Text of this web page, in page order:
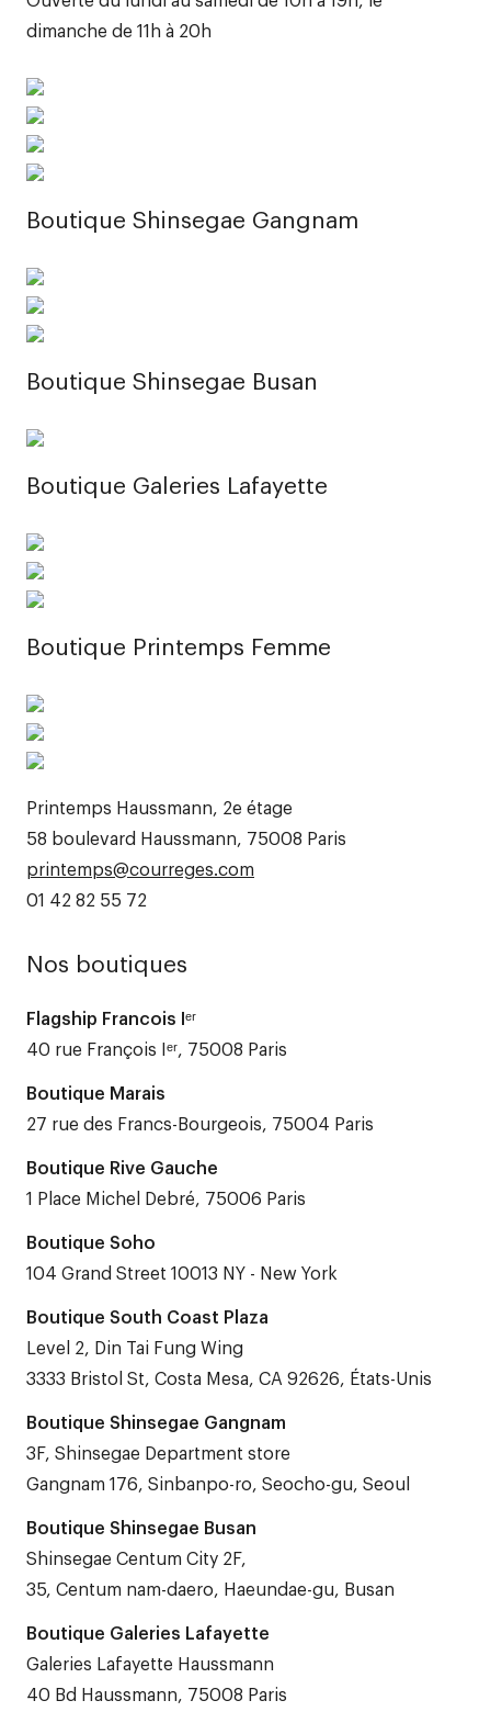
dimanche de 11h à 20h
Boutique Shinsegae Gangnam
Boutique Shinsegae Busan
Boutique Galeries Lafayette
Boutique Printemps Femme
Printemps Haussmann, 2e étage
58 boulevard Haussmann, 75008 Paris
printemps@courreges.com
01 42 82 55 72
Nos boutiques
Flagship Francois Iᵉʳ
40 rue François Iᵉʳ, 75008 Paris
Boutique Marais
27 rue des Francs-Bourgeois, 75004 Paris
Boutique Rive Gauche
1 Place Michel Debré, 75006 Paris
Boutique Soho
104 Grand Street 10013 NY - New York
Boutique South Coast Plaza
Level 2, Din Tai Fung Wing
3333 Bristol St, Costa Mesa, CA 92626, États-Unis
Boutique Shinsegae Gangnam
3F, Shinsegae Department store
Gangnam 176, Sinbanpo-ro, Seocho-gu, Seoul
Boutique Shinsegae Busan
Shinsegae Centum City 2F,
35, Centum nam-daero, Haeundae-gu, Busan
Boutique Galeries Lafayette
Galeries Lafayette Haussmann
40 Bd Haussmann, 75008 Paris